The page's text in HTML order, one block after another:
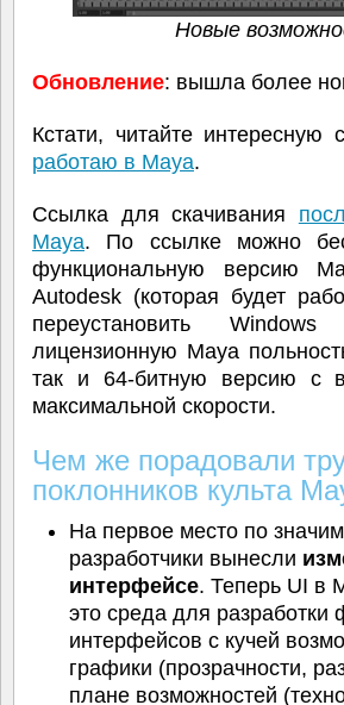
Новые
Обновление: вышла более
Кстати, читайте интересную
работаю в Maya.
Ссылка для скачивания
Maya. По ссылке можно
функциональную версию
Autodesk (которая будет
переустановить
лицензионную Maya
так и 64-битную версию с
максимальной скорости.
Чем же порадовали
поклонников культа
На первое место по
разработчики вынесли
интерфейсе. Теперь UI в
это среда для
интерфейсов с кучей
графики (прозрачности,
плане возможностей